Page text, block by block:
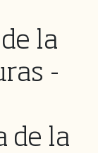
la
-
de la